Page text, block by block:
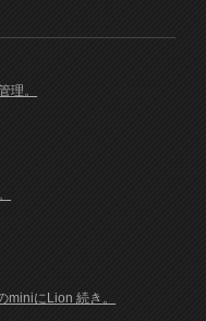
理。
miniにLion 続き。